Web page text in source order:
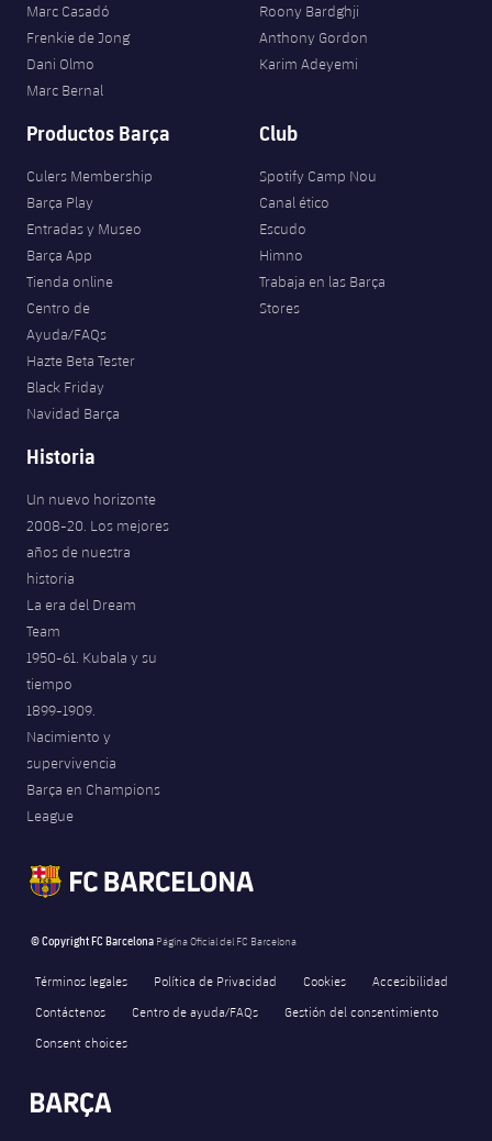
Marc Casadó
Frenkie de Jong
Dani Olmo
Marc Bernal
Roony Bardghji
Anthony Gordon
Karim Adeyemi
Productos Barça
Culers Membership
Barça Play
Entradas y Museo
Barça App
Tienda online
Centro de
Ayuda/FAQs
Hazte Beta Tester
Black Friday
Navidad Barça
Club
Spotify Camp Nou
Canal ético
Escudo
Himno
Trabaja en las Barça
Stores
Historia
Un nuevo horizonte
2008-20. Los mejores
años de nuestra
historia
La era del Dream
Team
1950-61. Kubala y su
tiempo
1899-1909.
Nacimiento y
supervivencia
Barça en Champions
League
© Copyright FC Barcelona Página Oficial del FC Barcelona
Términos legales Política de Privacidad Cookies
Accesibilidad
Contáctenos
Centro de ayuda/FAQs
Gestión del consentimiento
Consent choices